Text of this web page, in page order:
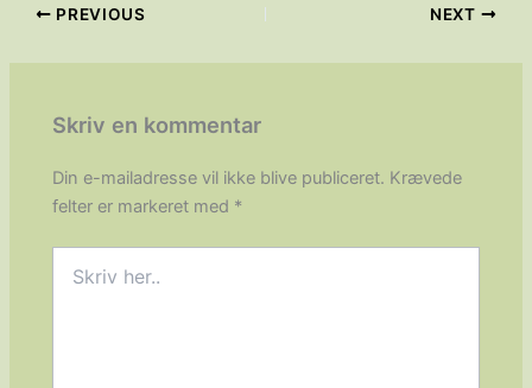
PREVIOUS NEXT
Skriv en kommentar
Din e-mailadresse vil ikke blive publiceret. Krævede
felter er markeret med *
her..